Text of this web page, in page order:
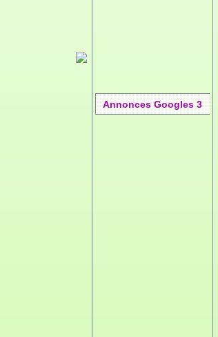
Annonces Googles 3